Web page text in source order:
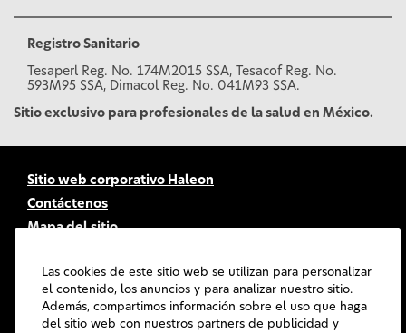
Registro Sanitario
Tesaperl Reg. No. 174M2015 SSA, Tesacof Reg. No.
593M95 SSA, Dimacol Reg. No. 041M93 SSA.
Sitio exclusivo para profesionales de la salud en México.
Sitio web corporativo Haleon
Contáctenos
Mapa del sitio
Términos de uso
Política de Privacidad
Política de cookies
Las cookies de este sitio web se utilizan para personalizar
el contenido, los anuncios y para analizar nuestro sitio.
Además, compartimos información sobre el uso que haga
del sitio web con nuestros partners de publicidad y